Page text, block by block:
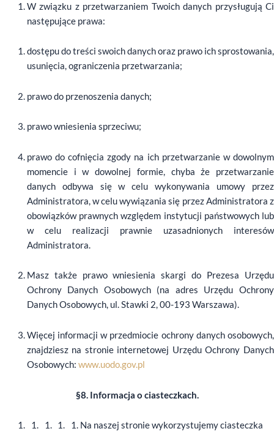
W związku z przetwarzaniem Twoich danych przysługują Ci
następujące prawa:
dostępu do treści swoich danych oraz prawo ich sprostowania,
usunięcia, ograniczenia przetwarzania;
prawo do przenoszenia danych;
prawo wniesienia sprzeciwu;
prawo do cofnięcia zgody na ich przetwarzanie w dowolnym
momencie i w dowolnej formie, chyba że przetwarzanie
danych odbywa się w celu wykonywania umowy przez
Administratora, w celu wywiązania się przez Administratora z
obowiązków prawnych względem instytucji państwowych lub
w celu realizacji prawnie uzasadnionych interesów
Administratora.
Masz także prawo wniesienia skargi do Prezesa Urzędu
Ochrony Danych Osobowych (na adres Urzędu Ochrony
Danych Osobowych, ul. Stawki 2, 00-193 Warszawa).
Więcej informacji w przedmiocie ochrony danych osobowych,
znajdziesz na stronie internetowej Urzędu Ochrony Danych
Osobowych: www.uodo.gov.pl
§8. Informacja o ciasteczkach.
Na naszej stronie wykorzystujemy ciasteczka